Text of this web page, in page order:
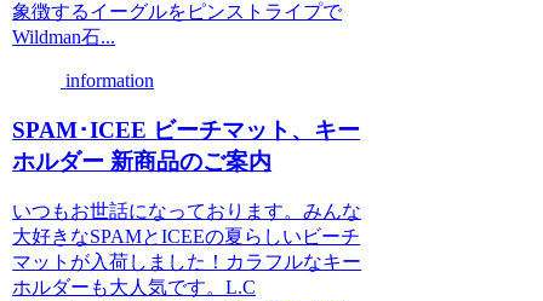
象徴するイーグルをピンストライプで
Wildman石...
information
SPAM･ICEE ビーチマット、キー
ホルダー 新商品のご案内
いつもお世話になっております。みんな
大好きなSPAMとICEEの夏らしいビーチ
マットが入荷しました！カラフルなキー
ホルダーも大人気です。L.C